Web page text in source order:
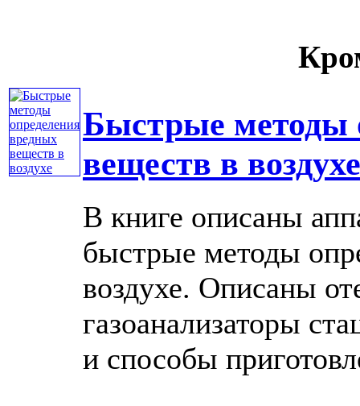
Быстрые методы
веществ в воздухе
В книге описаны
быстрые методы
воздухе. Описаны
газоанализаторы
и способы